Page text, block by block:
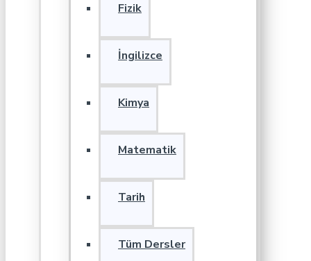
Fizik
İngilizce
Kimya
Matematik
Tarih
Tüm Dersler